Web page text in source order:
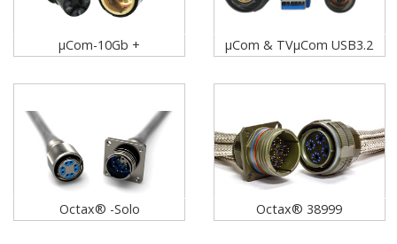
μCom-10Gb + μCom & TVμCom USB3.2
Octax® -Solo Octax® 38999